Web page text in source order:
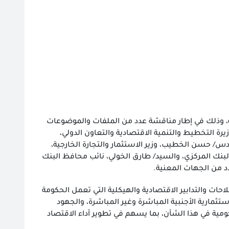
وذلك في إطار مناقشة عدد من الملفات والموضوعات
التخطيط والتنمية الاقتصادية والتعاون الدولي،
حسن الخطيب، وزير الاستثمار والتجارة الخارجية،
المركزي، والسيد/ طارق الخولي، نائب محافظ البنك
من الجهات المعنية.
والتدابير الاقتصادية والهيكلية التي تعمل الحكومة
الأجنبية المباشرة وغير المباشرة، والجهود
في هذا الشأن، بما يسهم في تطوير أداء الاقتصاد